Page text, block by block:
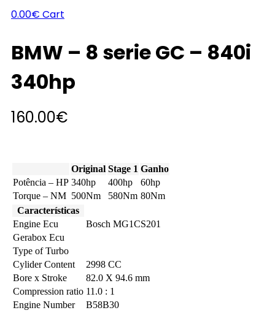
0.00€ Cart
BMW – 8 serie GC – 840i
340hp
160.00€
Original Stage 1 Ganho
Potência – HP 340hp 400hp
60hp
Torque – NM 500Nm 580Nm 80Nm
Características
Engine Ecu
Bosch MG1CS201
Gerabox Ecu
Type of Turbo
Cylider Content
2998 CC
Bore x Stroke
82.0 X 94.6 mm
Compression ratio 11.0 : 1
Engine Number
B58B30